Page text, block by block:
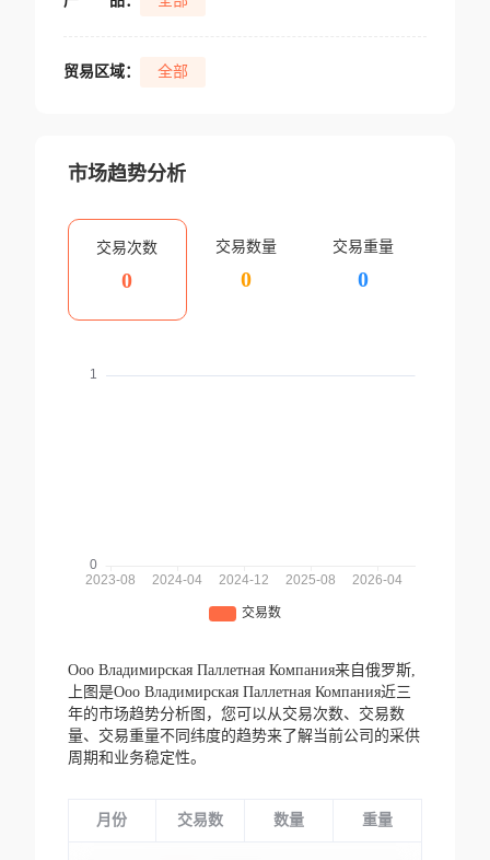
贸易区域： 全部
市场趋势分析
交易次数
0
交易数量
0
交易重量
0
Ооо Владимирская Паллетная Компания来自俄罗斯,
上图是Ооо Владимирская Паллетная Компания近三
年的市场趋势分析图，您可以从交易次数、交易数
量、交易重量不同纬度的趋势来了解当前公司的采供
周期和业务稳定性。
月份 交易数 数量 重量